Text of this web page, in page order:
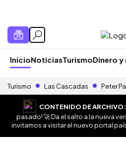
InicioNoticiasTurismoDinero
Turismo Las Cascadas Peter
CONTENIDO DE ARCHIVO:
pasado! 🚀 Da el salto a la nueva
invitamos a visitar el nuevo portal